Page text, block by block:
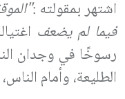
اشتهر بمقولته :
فيما لم يضعف
رسوخًا في وجدان
الطليعة، وأمام